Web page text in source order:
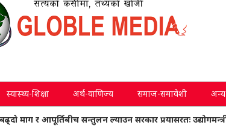
स्वास्थ्य-शिक्षा अर्थ-वाणिज्य समाज-समावेशी अन्य
माग र आपूर्तिबीच सन्तुलन ल्याउन सरकार प्रयासरतः उद्योगमन्त्री